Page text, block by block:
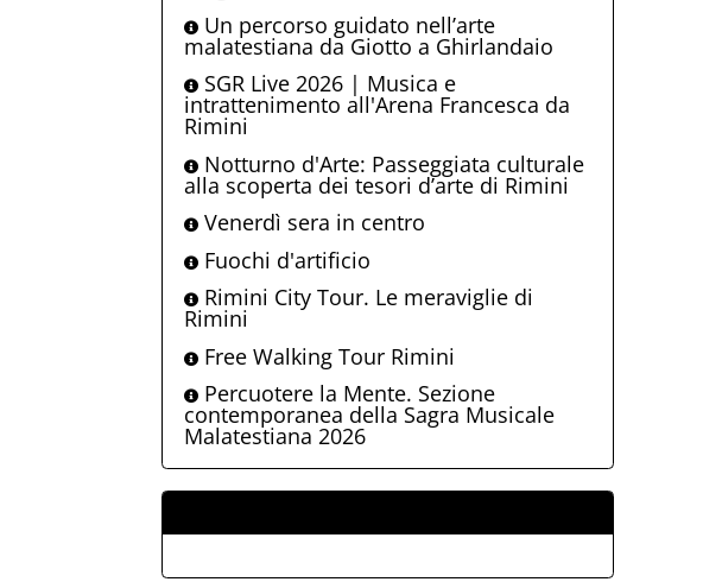
Un percorso guidato nell’arte
malatestiana da Giotto a Ghirlandaio
SGR Live 2026 | Musica e
intrattenimento all'Arena Francesca da
Rimini
Notturno d'Arte: Passeggiata culturale
alla scoperta dei tesori d’arte di Rimini
Venerdì sera in centro
Fuochi d'artificio
Rimini City Tour. Le meraviglie di
Rimini
Free Walking Tour Rimini
Percuotere la Mente. Sezione
contemporanea della Sagra Musicale
Malatestiana 2026